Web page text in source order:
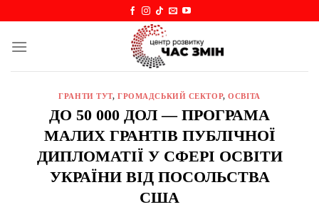
content
ГРАНТИ ТУТ,ГРОМАДСЬКИЙ СЕКТОР,ОСВІТА
ДО 50 000 ДОЛ — ПРОГРАМА
МАЛИХ ГРАНТІВ ПУБЛІЧНОЇ
ДИПЛОМАТІЇ У СФЕРІ ОСВІТИ
УКРАЇНИ ВІД ПОСОЛЬСТВА
США